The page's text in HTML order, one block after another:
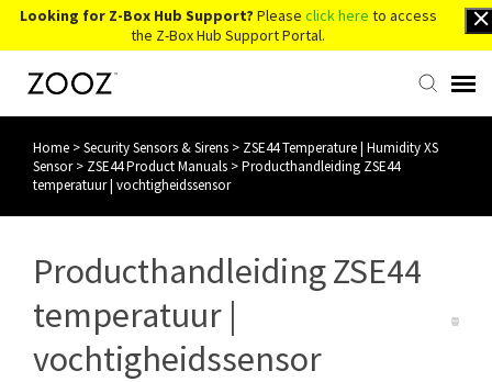
Looking for Z-Box Hub Support? Please click here to access
the Z-Box Hub Support Portal.
Knowledge Base
Contact Us
Account Login
Back to Website
Home >Security Sensors & Sirens > ZSE44 Temperature | Humidity XS
Sensor> ZSE44 Product Manuals >Producthandleiding ZSE44
temperatuur | vochtigheidssensor
Producthandleiding ZSE44
temperatuur |
vochtigheidssensor